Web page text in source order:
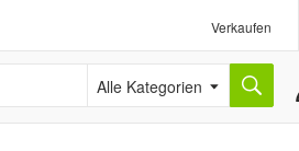
Verkaufen
Alle Kategorien